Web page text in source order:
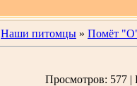
Наши питомцы » Помёт
Просмотров: 577 |